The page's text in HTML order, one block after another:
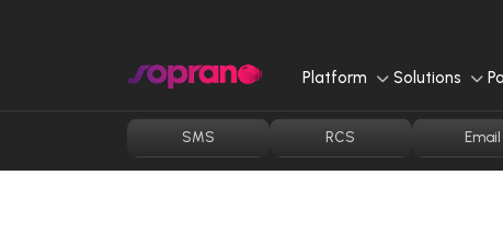
Platform Solutions
SMS RCS Email